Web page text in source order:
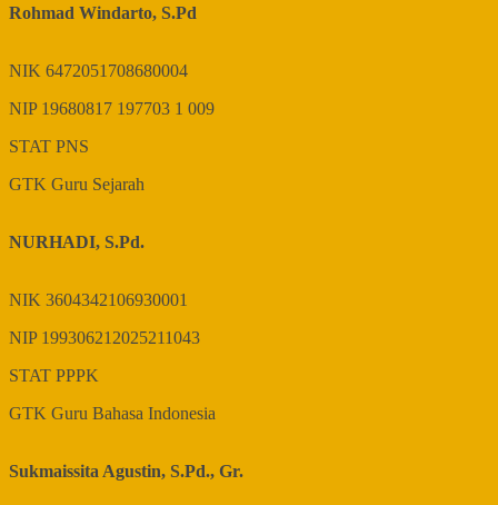
Rohmad Windarto, S.Pd
NIK 6472051708680004
NIP 19680817 197703 1 009
STAT PNS
GTK Guru Sejarah
NURHADI, S.Pd.
NIK 3604342106930001
NIP 199306212025211043
STAT PPPK
GTK Guru Bahasa Indonesia
Sukmaissita Agustin, S.Pd., Gr.